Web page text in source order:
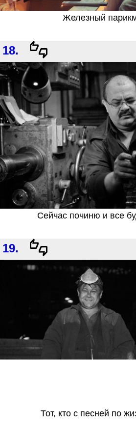
Железный
18.
Сейчас починю и все
19.
Тот, кто с песней по